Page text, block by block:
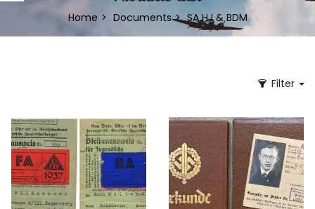
Home Documents SA HJ & BDM
Filter